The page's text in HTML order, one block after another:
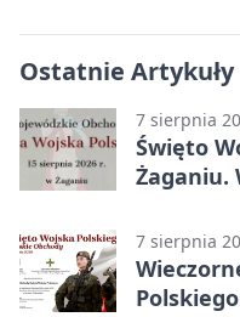
Ostatnie Artykuły
7 sierpnia
Święto
Żaganiu.
7 sierpnia